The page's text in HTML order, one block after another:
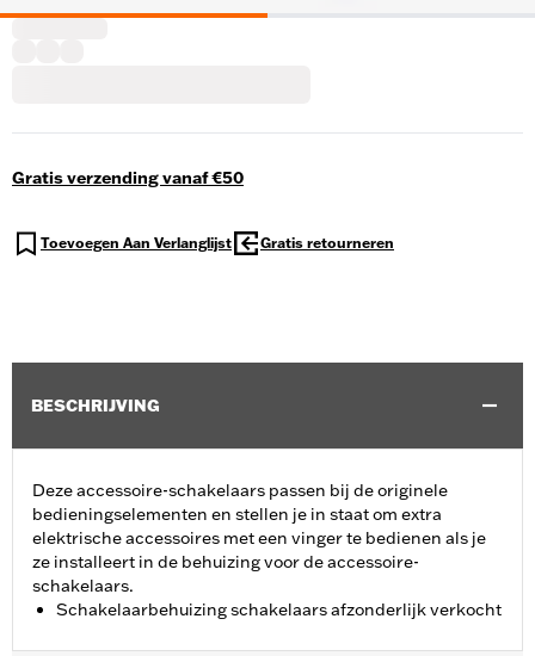
Gratis verzending vanaf €50
Toevoegen Aan Verlanglijst Gratis retourneren
BESCHRIJVING
Deze accessoire-schakelaars passen bij de originele
bedieningselementen en stellen je in staat om extra
elektrische accessoires met een vinger te bedienen als je
ze installeert in de behuizing voor de accessoire-
schakelaars.
Schakelaarbehuizing schakelaars afzonderlijk verkocht